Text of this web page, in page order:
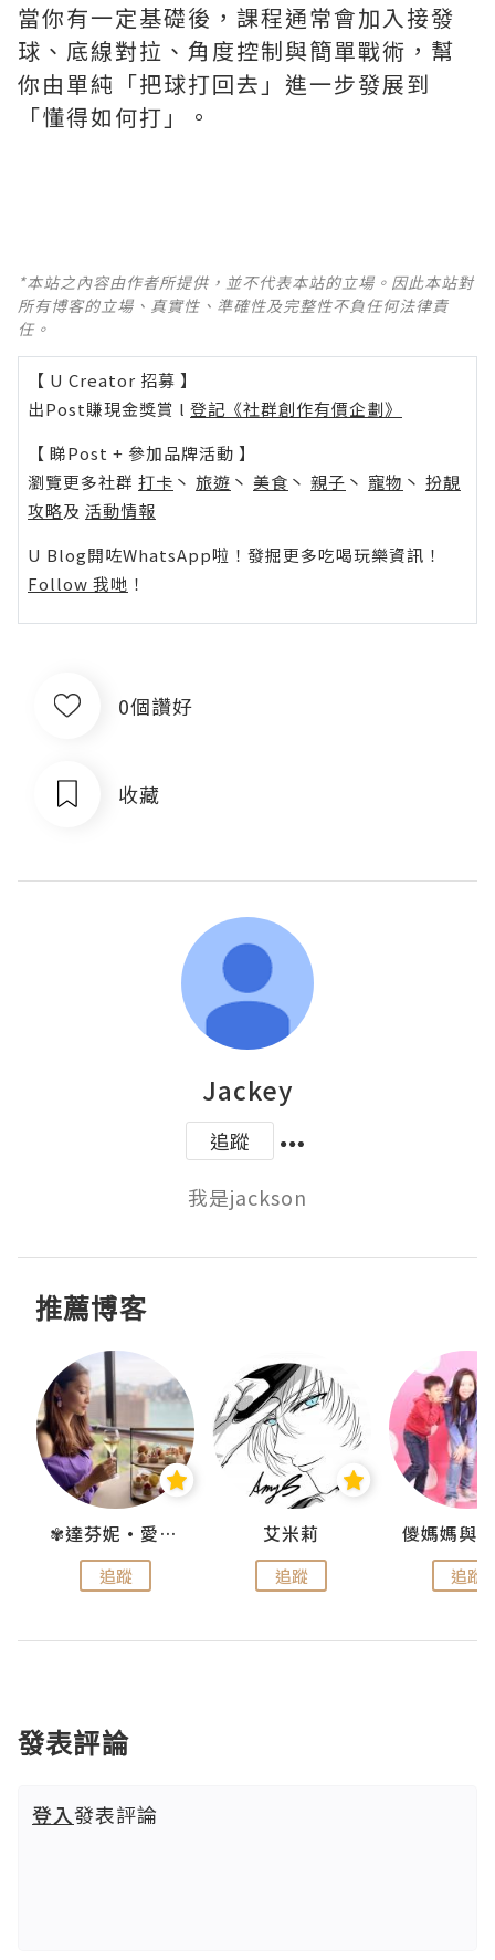
當你有一定基礎後，課程通常會加入接發
球、底線對拉、角度控制與簡單戰術，幫
你由單純「把球打回去」進一步發展到
「懂得如何打」。
*本站之內容由作者所提供，並不代表本站的立場。因此本站對
所有博客的立場、真實性、準確性及完整性不負任何法律責
任。
【 U Creator 招募 】
出Post賺現金獎賞 l 登記《社群創作有價企劃》
【 睇Post + 參加品牌活動 】
瀏覽更多社群 打卡 丶 旅遊 丶 美食 丶 親子 丶 寵物 丶 扮靚
攻略及 活動情報
U Blog開咗WhatsApp啦！發掘更多吃喝玩樂資訊！
Follow 我哋 ！
0個讚好
收藏
Jackey
追蹤
我是jackson
推薦博客
✾達芬妮•愛孩子•愛生活✾
追蹤
艾米莉
追蹤 追蹤
發表評論
登入發表評論